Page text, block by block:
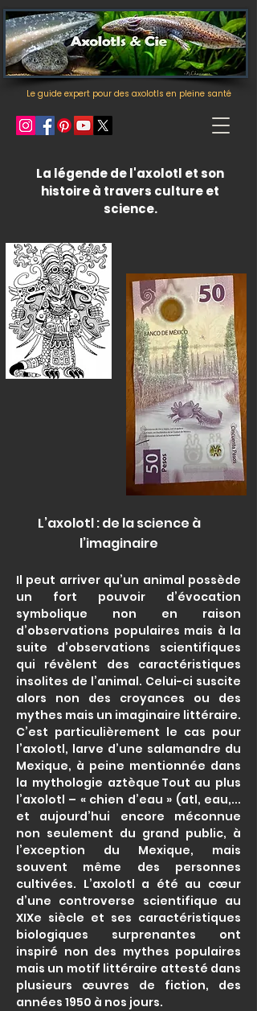
Le guide expert pour des axolotls en pleine santé
La légende de l'axolotl et son
histoire à travers culture et
science.
L’axolotl : de la science à
l’imaginaire
Il peut arriver qu’un animal possède
un fort pouvoir d’évocation
symbolique non en raison
d’observations populaires mais à la
suite d’observations scientifiques
qui révèlent des caractéristiques
insolites de l’animal. Celui-ci suscite
alors non des croyances ou des
mythes mais un imaginaire littéraire.
C’est particulièrement le cas pour
l’axolotl, larve d’une salamandre du
Mexique, à peine mentionnée dans
la mythologie aztèque Tout au plus
l’axolotl – « chien d’eau » (atl, eau,...
et aujourd’hui encore méconnue
non seulement du grand public, à
l’exception du Mexique, mais
souvent même des personnes
cultivées. L’axolotl a été au cœur
d’une controverse scientifique au
XIXe siècle et ses caractéristiques
biologiques surprenantes ont
inspiré non des mythes populaires
mais un motif littéraire attesté dans
plusieurs œuvres de fiction, des
années 1950 à nos jours.